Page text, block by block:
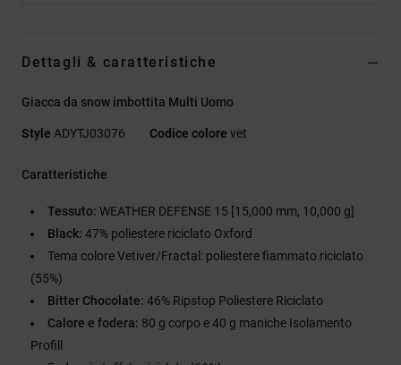
Dettagli & caratteristiche
Giacca da snow imbottita Multi Uomo
Style ADYTJ03076 Codice colore vet
Caratteristiche
Tessuto: WEATHER DEFENSE 15 [15,000 mm, 10,000 g]
Black: 47% poliestere riciclato Oxford
Tema colore Vetiver/Fractal: poliestere fiammato riciclato
(55%)
Bitter Chocolate: 46% Ripstop Poliestere Riciclato
Calore e fodera: 80 g corpo e 40 g maniche Isolamento
Profill